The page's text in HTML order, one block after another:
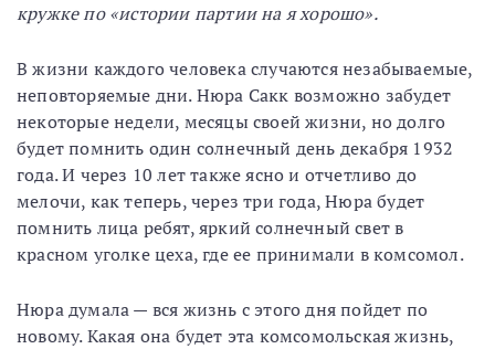
кружке по «истории партии на я хорошо».
В жизни каждого человека случаются незабываемые,
неповторяемые дни. Нюра Сакк возможно забудет
некоторые недели, месяцы своей жизни, но долго
будет помнить один солнечный день декабря 1932
года. И через 10 лет также ясно и отчетливо до
мелочи, как теперь, через три года, Нюра будет
помнить лица ребят, яркий солнечный свет в
красном уголке цеха, где ее принимали в комсомол.
Нюра думала — вся жизнь с этого дня пойдет по
новому. Какая она будет эта комсомольская жизнь,